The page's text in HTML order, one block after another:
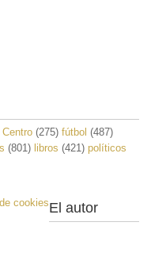
Centro (275) fútbol (487)
(801) libros (421) políticos
cookiesEl autor